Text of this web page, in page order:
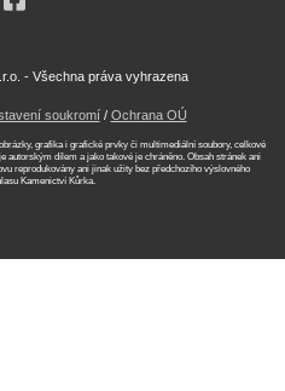
- Všechna práva vyhrazena
soukromí/ Ochrana OÚ
grafika i grafické prvky či multimediální soubory, celkové
autorským dílem a jako takové je chráněno. Obsah stránek ani
reprodukovány ani jinak užity bez předchozího výslovného
Kamenictví Kůrka.